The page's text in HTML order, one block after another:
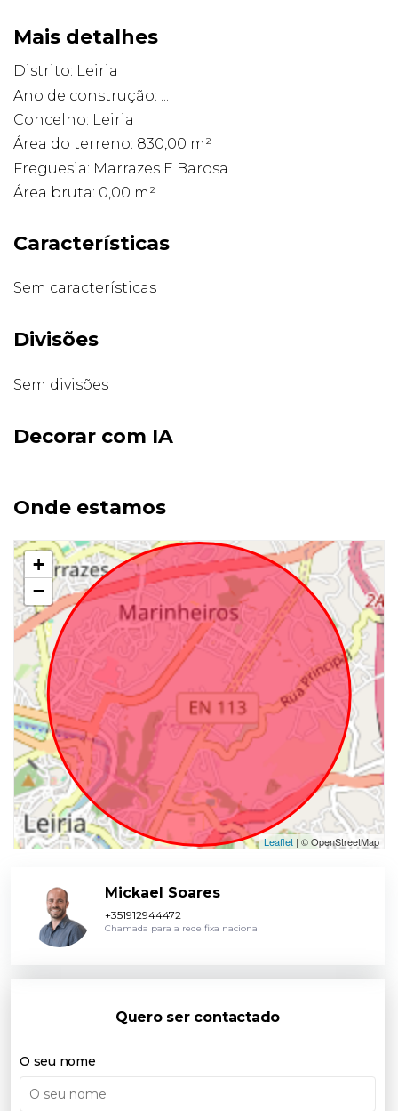
Mais detalhes
Distrito: Leiria
Ano de construção: ...
Concelho: Leiria
Área do terreno: 830,00 m²
Freguesia: Marrazes E Barosa
Área bruta: 0,00 m²
Características
Sem características
Divisões
Sem divisões
Decorar com IA
Onde estamos
+
−
Leaflet | © OpenStreetMap
Mickael Soares
+351912944472
Chamada para a rede fixa nacional
Quero ser contactado
O seu nome